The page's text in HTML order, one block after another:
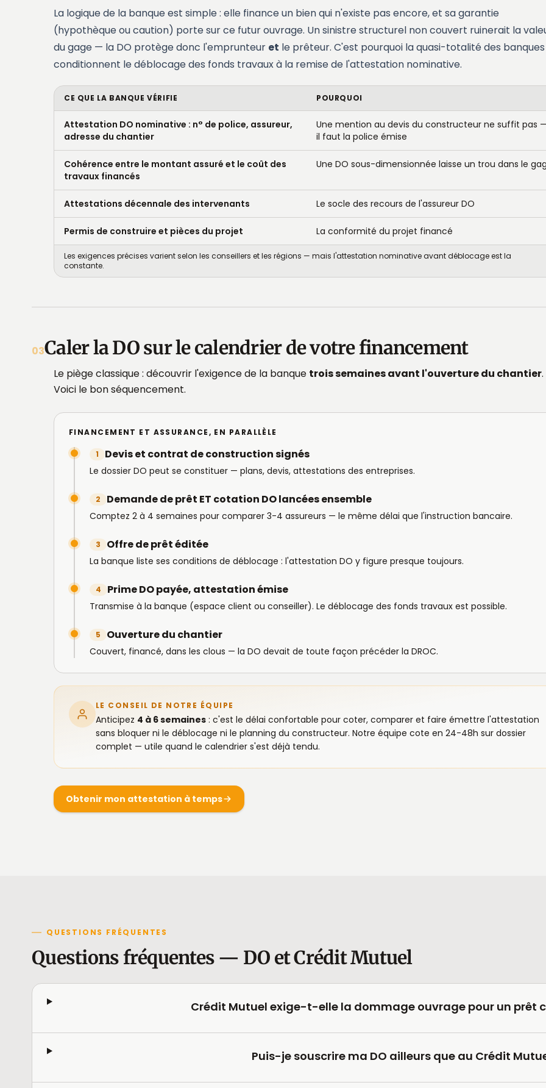
La logique de la banque est simple : elle finance un bien qui n'existe pas encore, et sa garantie
(hypothèque ou caution) porte sur ce futur ouvrage. Un sinistre structurel non couvert ruinerait la
du gage — la DO protège donc l'emprunteur et le prêteur. C'est pourquoi la quasi-totalité des banques
conditionnent le déblocage des fonds travaux à la remise de l'attestation nominative.
CE QUE LA BANQUE VÉRIFIE POURQUOI
Attestation DO nominative : n° de police, assureur,
adresse du chantier
Une mention au devis du constructeur ne suffit pas
il faut la police émise
Cohérence entre le montant assuré et le coût des
travaux financés
Une DO sous-dimensionnée laisse un trou dans le
Attestations décennale des intervenants Le socle des recours de l'assureur DO
Permis de construire et pièces du projet La conformité du projet financé
Les exigences précises varient selon les conseillers et les régions — mais l'attestation nominative avant déblocage est la
constante.
03Caler la DO sur le calendrier de votre financement
Le piège classique : découvrir l'exigence de la banque trois semaines avant l'ouverture du chantier.
Voici le bon séquencement.
FINANCEMENT ET ASSURANCE, EN PARALLÈLE
1 Devis et contrat de construction signés
Le dossier DO peut se constituer — plans, devis, attestations des entreprises.
2 Demande de prêt ET cotation DO lancées ensemble
Comptez 2 à 4 semaines pour comparer 3-4 assureurs — le même délai que l'instruction bancaire.
3 Offre de prêt éditée
La banque liste ses conditions de déblocage : l'attestation DO y figure presque toujours.
4 Prime DO payée, attestation émise
Transmise à la banque (espace client ou conseiller). Le déblocage des fonds travaux est possible.
5 Ouverture du chantier
Couvert, financé, dans les clous — la DO devait de toute façon précéder la DROC.
LE CONSEIL DE NOTRE ÉQUIPE
Anticipez 4 à 6 semaines : c'est le délai confortable pour coter, comparer et faire émettre l'attestation
sans bloquer ni le déblocage ni le planning du constructeur. Notre équipe cote en 24-48h sur dossier
complet — utile quand le calendrier s'est déjà tendu.
Obtenir mon attestation à temps
QUESTIONS FRÉQUENTES
Questions fréquentes — DO et Crédit Mutuel
Crédit Mutuel exige-t-elle la dommage ouvrage pour un prêt
Puis-je souscrire ma DO ailleurs que au Crédit